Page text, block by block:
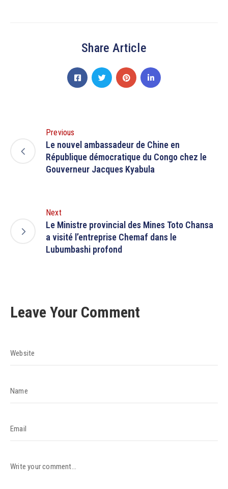
Share Article
Previous
Le nouvel ambassadeur de Chine en
République démocratique du Congo chez le
Gouverneur Jacques Kyabula
Next
Le Ministre provincial des Mines Toto Chansa
a visité l’entreprise Chemaf dans le
Lubumbashi profond
Leave Your Comment